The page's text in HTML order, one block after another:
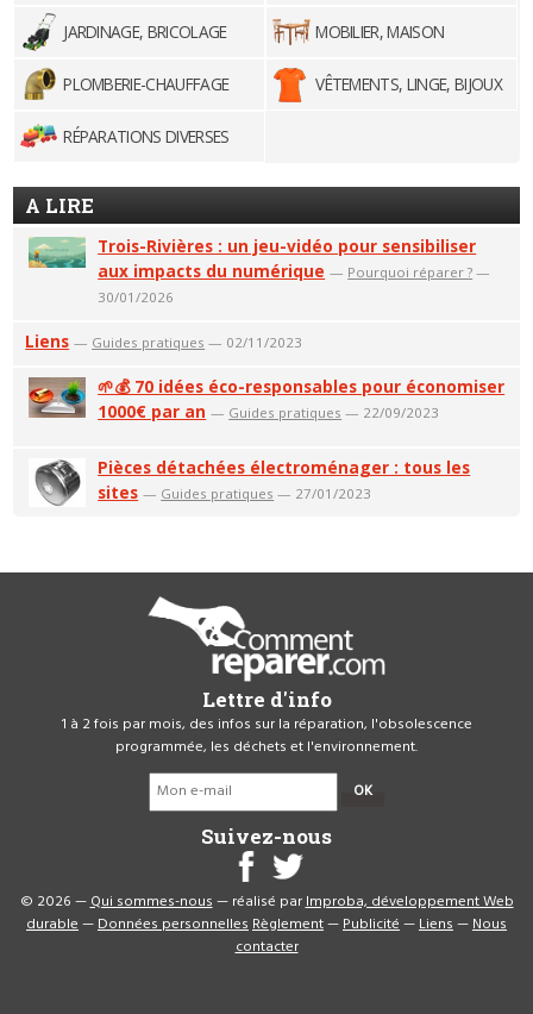
JARDINAGE, BRICOLAGE
MOBILIER, MAISON
PLOMBERIE-CHAUFFAGE VÊTEMENTS, LINGE, BIJOUX
RÉPARATIONS DIVERSES
A LIRE
Trois-Rivières : un jeu-vidéo pour sensibiliser
aux impacts du numérique — Pourquoi réparer ? —
30/01/2026
Liens — Guides pratiques — 02/11/2023
🌱💰 70 idées éco-responsables pour économiser
1000€ par an — Guides pratiques — 22/09/2023
Pièces détachées électroménager : tous les
sites — Guides pratiques — 27/01/2023
Lettre d'info
1 à 2 fois par mois, des infos sur la réparation, l'obsolescence
programmée, les déchets et l'environnement.
OK
Suivez-nous
© 2026 —Qui sommes-nous— réalisé parImproba, développement Web
durable—Données personnellesRèglement—Publicité—Liens—Nous
contacter